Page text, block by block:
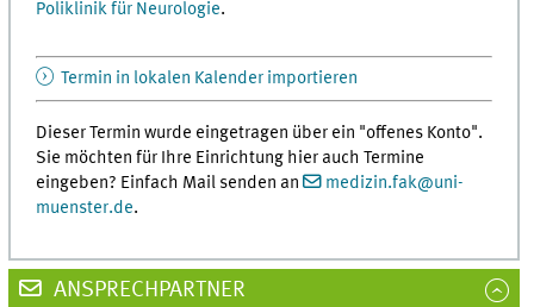
Poliklinik für Neurologie.
Termin in lokalen Kalender importieren
Dieser Termin wurde eingetragen über ein "offenes Konto".
Sie möchten für Ihre Einrichtung hier auch Termine
eingeben? Einfach Mail senden an
medizin.fak@uni-
muenster.de.
ANSPRECHPARTNER